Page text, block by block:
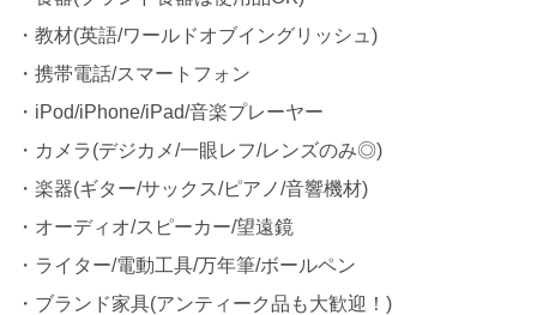
・教材(英語/ワールドオブイングリッシュ)
・携帯電話/スマートフォン
・iPod/iPhone/iPad/音楽プレーヤー
・カメラ(デジカメ/一眼レフ/レンズのみ◎)
・楽器(ギター/サックス/ピアノ/音響機材)
・オーディオ/スピーカー/望遠鏡
・ライター/電動工具/万年筆/ボールペン
・ブランド家具(アンティーク品も大歓迎！)